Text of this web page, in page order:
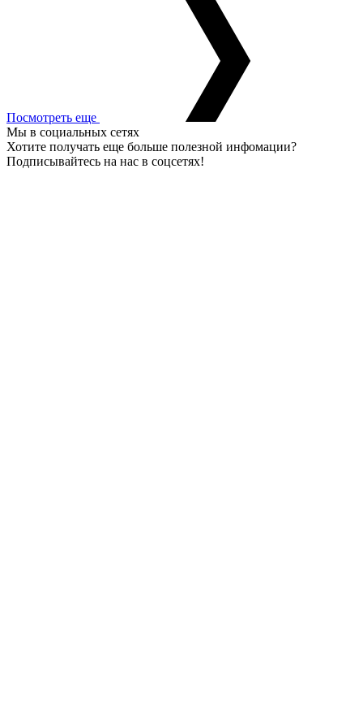
Посмотреть еще
Мы в социальных сетях
Хотите получать еще больше полезной инфомации?
Подписывайтесь на нас в соцсетях!